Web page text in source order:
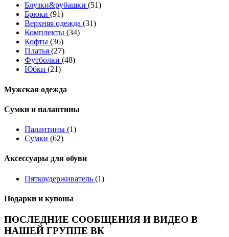
Блузки&рубашки (51)
Брюки (91)
Верхняя одежда (31)
Комплекты (34)
Кофты (36)
Платья (27)
Футболки (48)
Юбки (21)
Мужская одежда
Сумки и палантины
Палантины (1)
Сумки (62)
Аксессуары для обуви
Пяткоудерживатель (1)
Подарки и купоны
ПОСЛЕДНИЕ СООБЩЕНИЯ И ВИДЕО В
НАШЕЙ ГРУППЕ ВК